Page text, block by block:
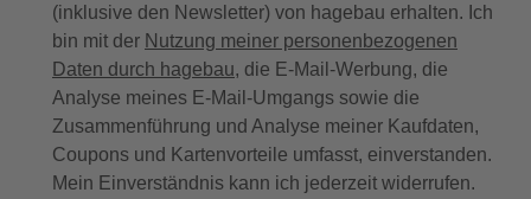
(inklusive den Newsletter) von hagebau erhalten. Ich
bin mit der Nutzung meiner personenbezogenen
Daten durch hagebau, die E-Mail-Werbung, die
Analyse meines E-Mail-Umgangs sowie die
Zusammenführung und Analyse meiner Kaufdaten,
Coupons und Kartenvorteile umfasst, einverstanden.
Mein Einverständnis kann ich jederzeit widerrufen.